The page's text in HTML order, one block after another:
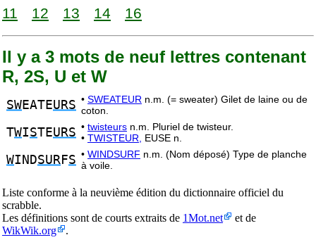
11
12 13 14 16
Il y a 3 mots de neuf lettres contenant
R, 2S, U et W
SWEATEURS • SWEATEUR n.m. (= sweater) Gilet de laine ou de
coton.
TWISTEURS • twisteurs n.m. Pluriel de twisteur.
• TWISTEUR, EUSE n.
WINDSURFS • WINDSURF n.m. (Nom déposé) Type de planche
à voile.
Liste conforme à la neuvième édition du dictionnaire officiel du
scrabble.
Les définitions sont de courts extraits de 1Mot.net
et de
WikWik.org
.